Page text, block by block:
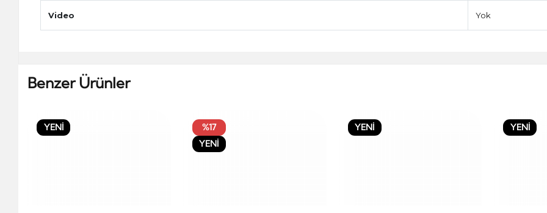
Video Yok
Benzer Ürünler
YENİ
%17
YENİ
YENİ YENİ